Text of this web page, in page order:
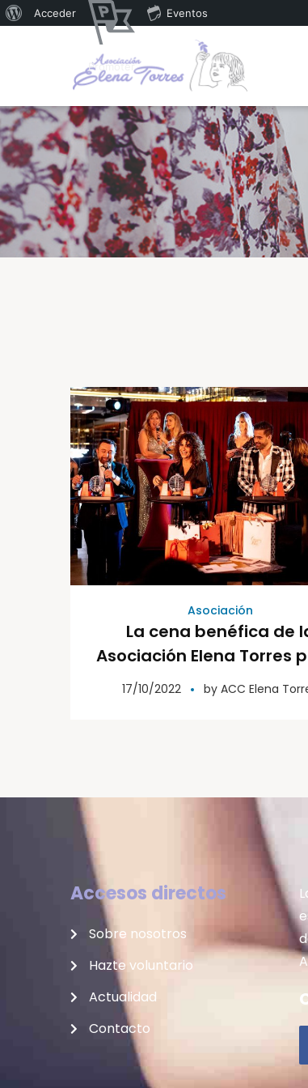
Asociación
La cena benéfica de
Asociación Elena Torres
Investigación Contra el
Cáncer organizada por
historia de la
17/10/2022 by ACC Elena
Accesos directos
Sobre nosotros
Hazte voluntario
Actualidad
Contacto
Acceder
Promoter
Eventos